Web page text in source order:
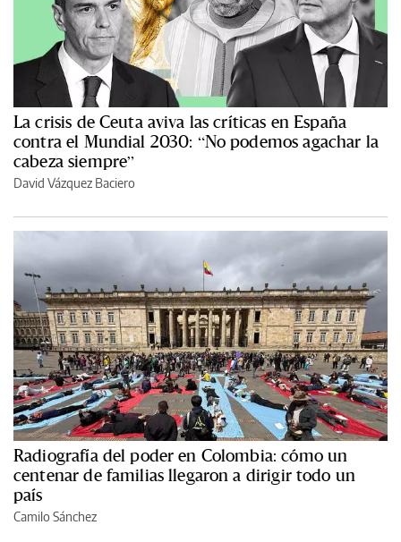
La crisis de Ceuta aviva las críticas en España
contra el Mundial 2030: “No podemos agachar la
cabeza siempre”
David Vázquez Baciero
Radiografía del poder en Colombia: cómo un
centenar de familias llegaron a dirigir todo un
país
Camilo Sánchez